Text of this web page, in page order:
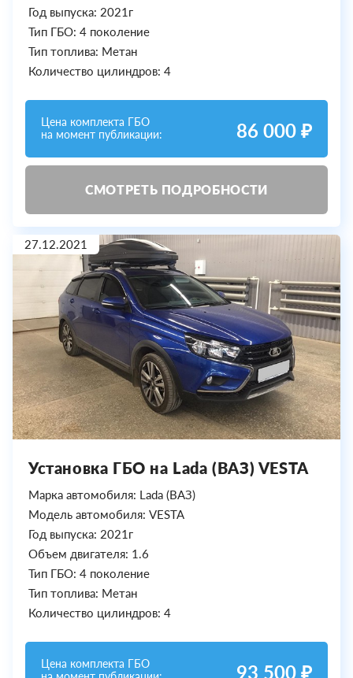
Год выпуска: 2021г
Тип ГБО: 4 поколение
Тип топлива: Метан
Количество цилиндров: 4
Цена комплекта ГБО
на момент публикации:
86 000 ₽
СМОТРЕТЬ ПОДРОБНОСТИ
27.12.2021
Установка ГБО на Lada (ВАЗ) VESTA
Марка автомобиля: Lada (ВАЗ)
Модель автомобиля: VESTA
Год выпуска: 2021г
Объем двигателя: 1.6
Тип ГБО: 4 поколение
Тип топлива: Метан
Количество цилиндров: 4
Цена комплекта ГБО
93 500 ₽